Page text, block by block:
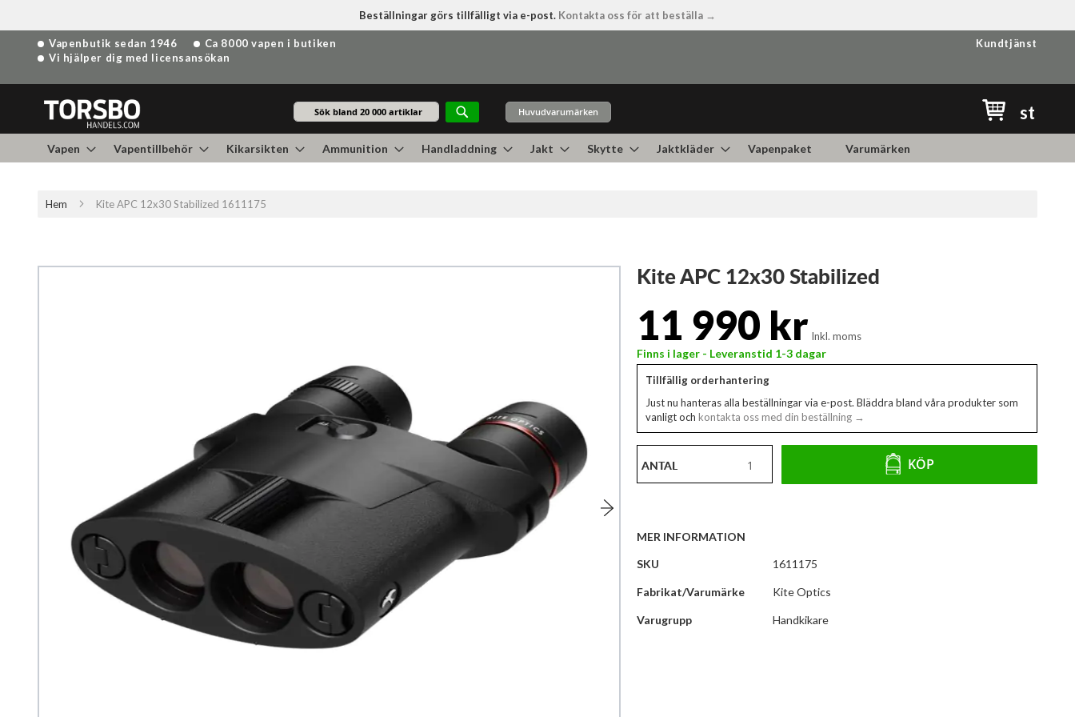
Beställningar görs tillfälligt via e-post. Kontakta oss för att beställa →
Hoppa
till
Vapenbutik sedan 1946
Ca 8000 vapen i butiken
Vi hjälper dig med licensansökan
Kundtjänst
Sök
Huvudvarumärken st
Vapen Vapentillbehör Kikarsikten Ammunition Handladdning Jakt Skytte Jaktkläder Vapenpaket Varumärken
Hem Kite APC 12x30 Stabilized 1611175
Kite APC 12x30 Stabilized
11 990 kr Inkl. moms
Finns i lager - Leveranstid 1-3 dagar
Tillfällig orderhantering
Just nu hanteras alla beställningar via e-post. Bläddra bland våra produkter som
vanligt och kontakta oss med din beställning →
ANTAL KÖP
MER INFORMATION
Mer
SKU 1611175
Fabrikat/Varumärke Kite Optics
Varugrupp Handkikare